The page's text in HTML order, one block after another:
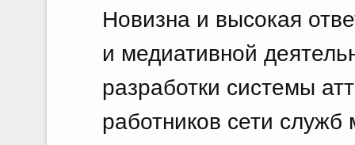
Новизна и высокая
и медиативной
разработки системы
работников сети